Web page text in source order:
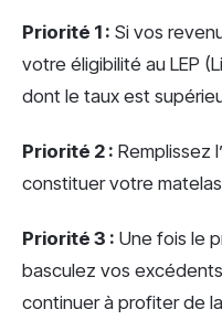
Priorité 1 : Si vos
votre éligibilité au LEP
dont le taux est
Priorité 2 : Remplissez
constituer votre
Priorité 3 : Une fois le
basculez vos
continuer à profiter de